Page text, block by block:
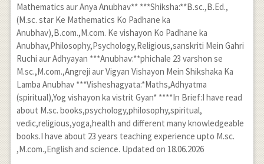
Mathematics aur Anya Anubhav** ***Shiksha:**B.sc.,B.Ed.,
(M.sc. star Ke Mathematics Ko Padhane ka
Anubhav),B.com.,M.com. Ke vishayon Ko Padhane ka
Anubhav,Philosophy,Psychology,Religious,sanskriti Mein Gahri
Ruchi aur Adhyayan ***Anubhav:**phichale 23 varshon se
M.sc.,M.com.,Angreji aur Vigyan Vishayon Mein Shikshaka Ka
Lamba Anubhav ***Visheshagyata:*Maths,Adhyatma
(spiritual),Yog vishayon ka vistrit Gyan* ****In Brief:I have read
about M.sc. books,psychology,philosophy,spiritual,
vedic,religious,yoga,health and different many knowledgeable
books.I have about 23 years teaching experience upto M.sc.
,M.com.,English and science. Updated on 18.06.2026